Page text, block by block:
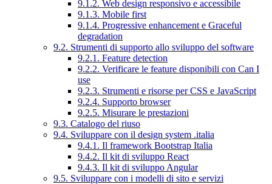
9.1.2. Web design responsivo e accessibile
9.1.3. Mobile first
9.1.4. Progressive enhancement e Graceful
degradation
9.2. Strumenti di supporto allo sviluppo del software
9.2.1. Feature detection
9.2.2. Verificare le feature disponibili con Can I
use
9.2.3. Strumenti e risorse per CSS e JavaScript
9.2.4. Supporto browser
9.2.5. Misurare le prestazioni
9.3. Catalogo del riuso
9.4. Sviluppare con il design system .italia
9.4.1. Il framework Bootstrap Italia
9.4.2. Il kit di sviluppo React
9.4.3. Il kit di sviluppo Angular
9.5. Sviluppare con i modelli di sito e servizi